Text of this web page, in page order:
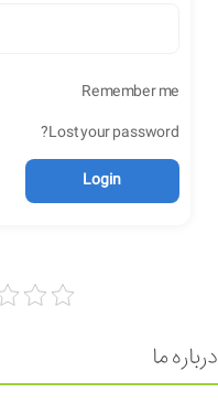
Remember me
Lost your password?
درباره ما